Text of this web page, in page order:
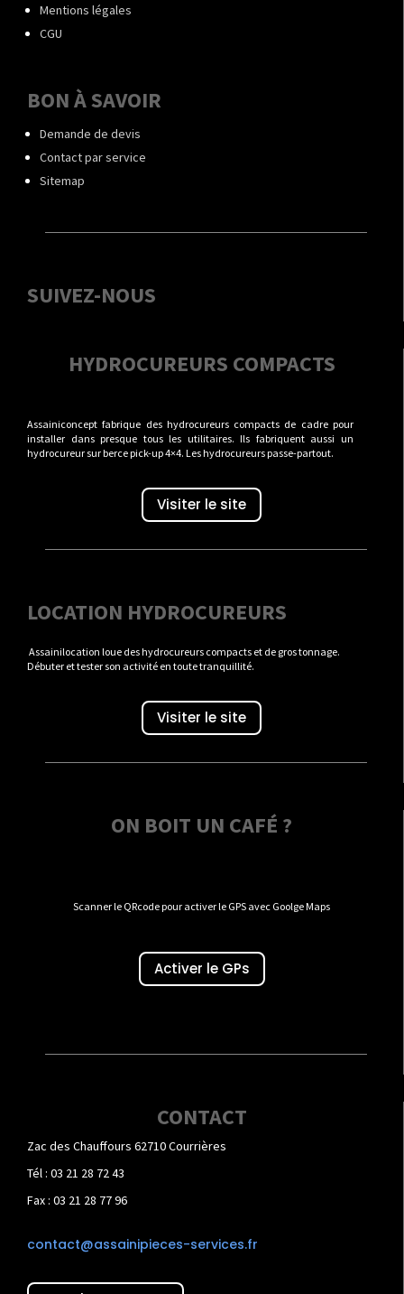
Mentions légales
CGU
BON À SAVOIR
Demande de devis
Contact par service
Sitemap
SUIVEZ-NOUS
HYDROCUREURS COMPACTS
Assainiconcept fabrique des hydrocureurs compacts de cadre pour
installer dans presque tous les utilitaires. Ils fabriquent aussi un
hydrocureur sur berce pick-up 4×4. Les hydrocureurs passe-partout.
Visiter le site
LOCATION HYDROCUREURS
Assainilocation loue des hydrocureurs compacts et de gros tonnage.
Débuter et tester son activité en toute tranquillité.
Visiter le site
ON BOIT UN CAFÉ ?
Scanner le QRcode pour activer le GPS avec Goolge Maps
Activer le GPs
CONTACT
Zac des Chauffours 62710 Courrières
Tél : 03 21 28 72 43
Fax : 03 21 28 77 96
contact@assainipieces-services.fr